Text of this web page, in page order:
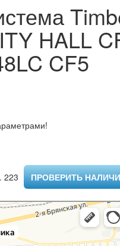
HALL
CF5
ПРОВЕРИТЬ